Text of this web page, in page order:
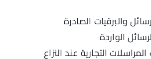
والبرقيات الصادرة
الواردة
التجارية عند النزاع